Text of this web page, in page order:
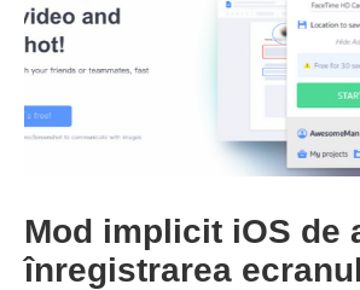
Mod implicit iOS de
înregistrarea